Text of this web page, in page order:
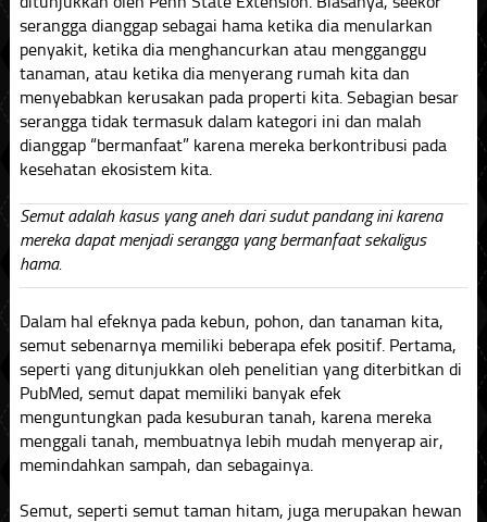
serangga dianggap sebagai hama ketika dia menularkan
penyakit, ketika dia menghancurkan atau mengganggu
tanaman, atau ketika dia menyerang rumah kita dan
menyebabkan kerusakan pada properti kita. Sebagian besar
serangga tidak termasuk dalam kategori ini dan malah
dianggap “bermanfaat” karena mereka berkontribusi pada
kesehatan ekosistem kita.
Semut adalah kasus yang aneh dari sudut pandang ini karena
mereka dapat menjadi serangga yang bermanfaat sekaligus
hama.
Dalam hal efeknya pada kebun, pohon, dan tanaman kita,
semut sebenarnya memiliki beberapa efek positif. Pertama,
seperti yang ditunjukkan oleh penelitian yang diterbitkan di
PubMed, semut dapat memiliki banyak efek
menguntungkan pada kesuburan tanah, karena mereka
menggali tanah, membuatnya lebih mudah menyerap air,
memindahkan sampah, dan sebagainya.
Semut, seperti semut taman hitam, juga merupakan hewan